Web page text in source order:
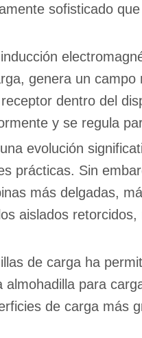
sofisticado
genera un
dentro del
y se regula
evolución
prácticas. Sin
más delgadas,
aislados
de carga ha
para
de carga más